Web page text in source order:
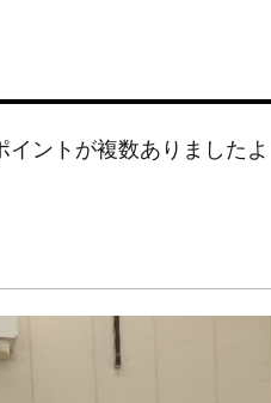
ントが複数ありましたよ